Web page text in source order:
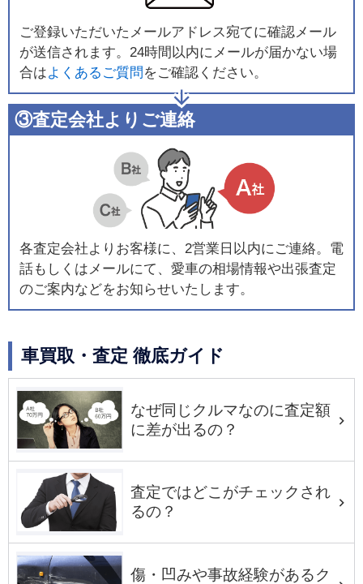
ご登録いただいたメールアドレス宛てに確認メール
が送信されます。24時間以内にメールが届かない場
合はよくあるご質問 をご確認ください。
③査定会社よりご連絡
各査定会社よりお客様に、2営業日以内にご連絡。電
話もしくはメールにて、愛車の相場情報や出張査定
のご案内などをお知らせいたします。
車買取・査定 徹底ガイド
なぜ同じクルマなのに査定額
に差が出るの？
査定ではどこがチェックされ
るの？
傷・凹みや事故経験があるク